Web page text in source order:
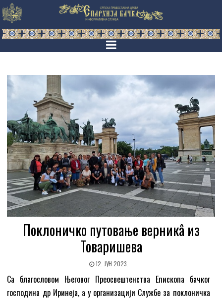
Поклоничко путовање верникâ из
Товаришева
12. ЈУН 2023.
Са благословом Његовог Преосвештенства Епископа бачког
господина др Иринеја, а у организацији Службе за поклоничка